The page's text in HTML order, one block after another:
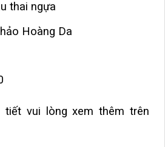
thai ngựa
Hoàng Da
tiết vui lòng xem thêm trên